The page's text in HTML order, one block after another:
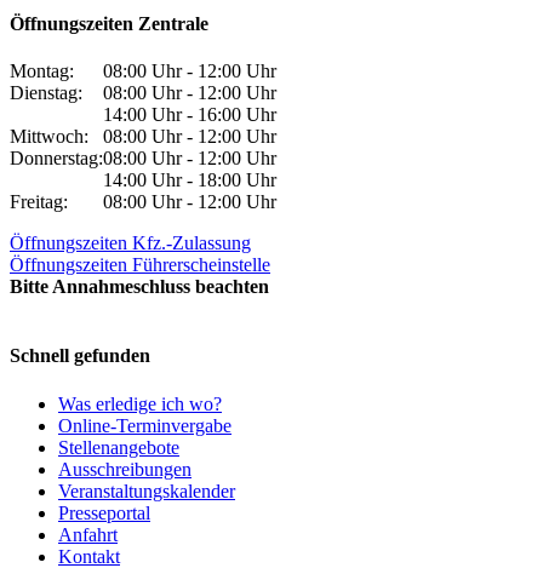
Öffnungszeiten Zentrale
Montag:
08:00 Uhr - 12:00 Uhr
Dienstag:
08:00 Uhr - 12:00 Uhr
14:00 Uhr - 16:00 Uhr
Mittwoch:
08:00 Uhr - 12:00 Uhr
Donnerstag:08:00 Uhr - 12:00 Uhr
14:00 Uhr - 18:00 Uhr
Freitag:
08:00 Uhr - 12:00 Uhr
Öffnungszeiten Kfz.-Zulassung
Öffnungszeiten Führerscheinstelle
Bitte Annahmeschluss beachten
Schnell gefunden
Was erledige ich wo?
Online-Terminvergabe
Stellenangebote
Ausschreibungen
Veranstaltungskalender
Presseportal
Anfahrt
Kontakt